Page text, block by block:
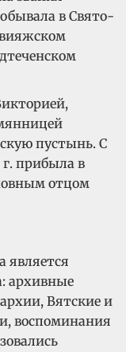
в Свято-
пустынь. С
г. прибыла в
отцом
является
архивные
Вятские и
воспоминания